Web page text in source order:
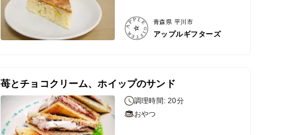
青森県 平川市
アップルギフターズ
苺とチョコクリーム、ホイップのサンド
調理時間: 20分
おやつ